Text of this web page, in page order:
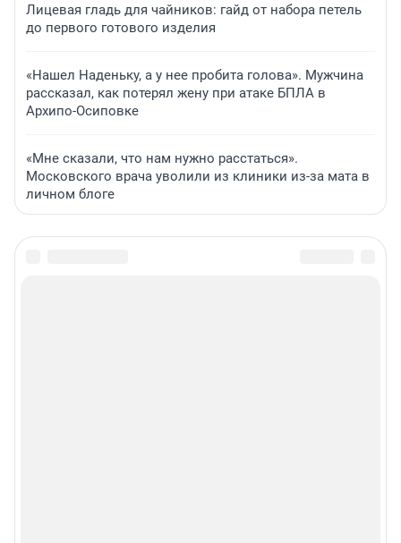
Лицевая гладь для чайников: гайд от набора петель
до первого готового изделия
«Нашел Наденьку, а у нее пробита голова». Мужчина
рассказал, как потерял жену при атаке БПЛА в
Архипо-Осиповке
«Мне сказали, что нам нужно расстаться».
Московского врача уволили из клиники из-за мата в
личном блоге